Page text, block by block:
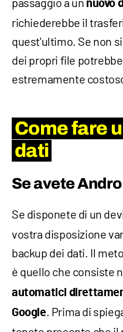
nuovo
richiederebbe il
quest'ultimo. Se non
dei propri file
estremamente
Come fare
dati
Se avete
Se disponete di un
vostra disposizione
backup dei dati. Il
è quello che consiste
automatici
Google. Prima di